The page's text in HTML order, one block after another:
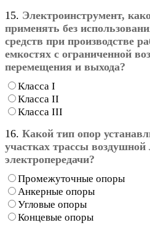
15. Электроинструмент,
применять без
средств при производстве
емкостях с ограниченной
перемещения и выхода?
Класса I
Класса II
Класса III
16. Какой тип опор
участках трассы воздушной
электропередачи?
Промежуточные опоры
Анкерные опоры
Угловые опоры
Концевые опоры